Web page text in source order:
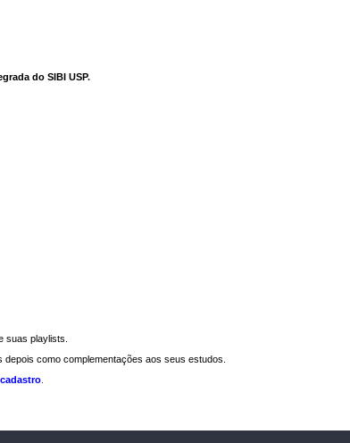
do SIBI USP.
suas playlists.
como complementações aos seus estudos.
cadastro